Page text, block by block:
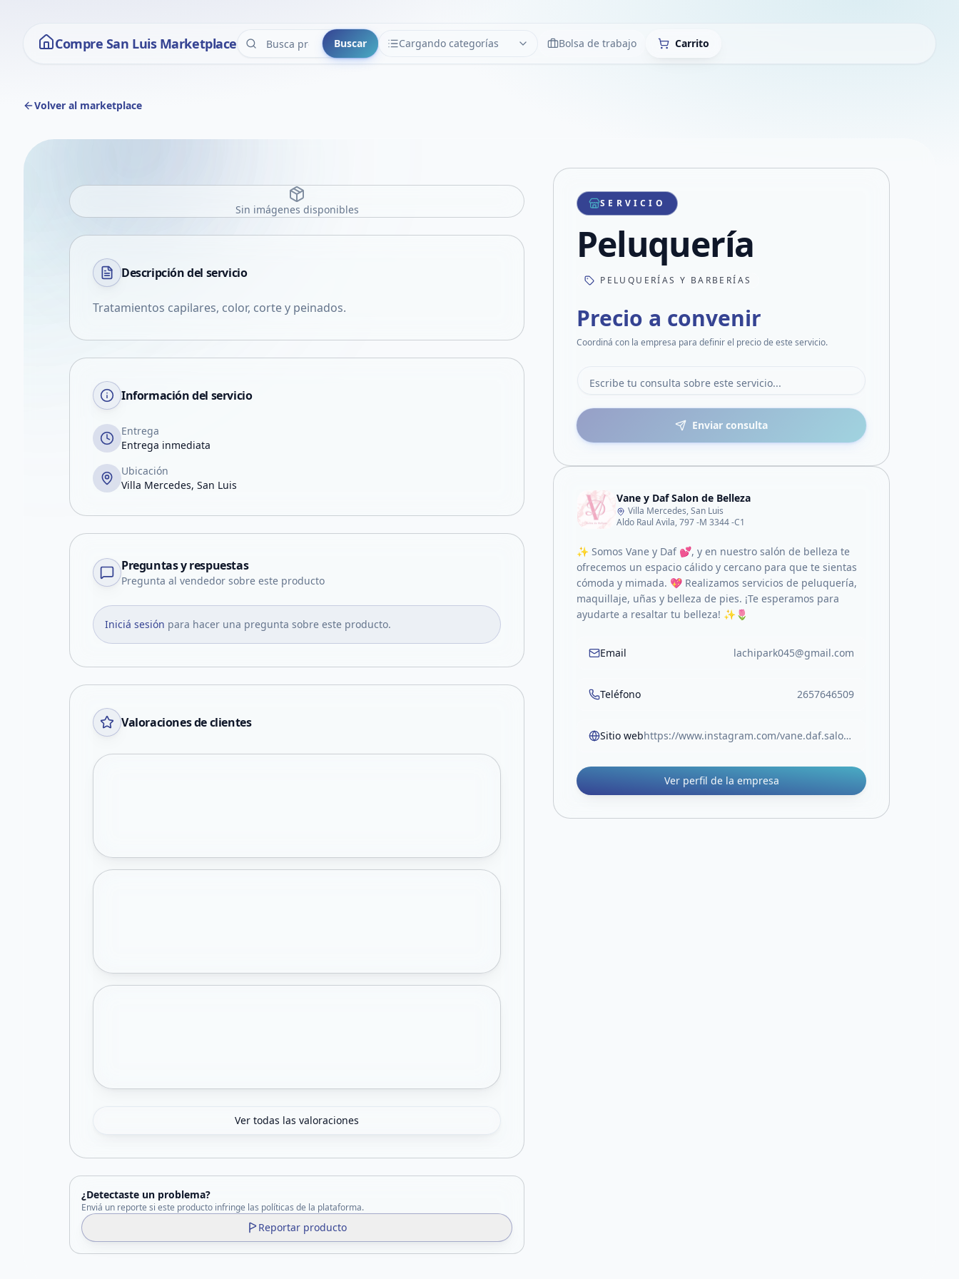
Compre San Luis Marketplace Buscar Cargando categorías
CATEGORÍAS LimpiarBolsa de trabajo Carrito
Volver al marketplace
Sin imágenes disponibles
Descripción del servicio
Tratamientos capilares, color, corte y peinados.
Información del servicio
Entrega
Entrega inmediata
Ubicación
Villa Mercedes, San Luis
Preguntas y respuestas
Pregunta al vendedor sobre este producto
Iniciá sesión para hacer una pregunta sobre este producto.
Valoraciones de clientes
Ver todas las valoraciones
¿Detectaste un problema?
Enviá un reporte si este producto infringe las políticas de la plataforma.
Reportar producto
SERVICIO
Peluquería
PELUQUERÍAS Y BARBERÍAS
Precio a convenir
Coordiná con la empresa para definir el precio de este servicio.
Enviar consulta
Vane y Daf Salon de Belleza
Villa Mercedes, San Luis
Aldo Raul Avila, 797 -M 3344 -C1
✨ Somos Vane y Daf 💕, y en nuestro salón de belleza te
ofrecemos un espacio cálido y cercano para que te sientas
cómoda y mimada. 💖 Realizamos servicios de peluquería,
maquillaje, uñas y belleza de pies. ¡Te esperamos para
ayudarte a resaltar tu belleza! ✨🌷
Email lachipark045@gmail.com
Teléfono 2657646509
Sitio web https://www.instagram.com/vane.daf.salon?igsh=MW1kMmR4eWx1OTFlbA==
Ver perfil de la empresa